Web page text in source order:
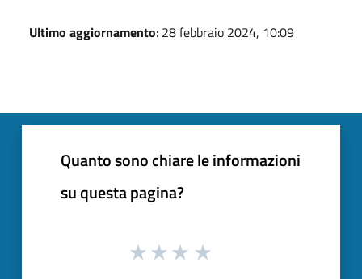
Ultimo aggiornamento: 28 febbraio 2024, 10:09
Quanto sono chiare le informazioni
su questa pagina?